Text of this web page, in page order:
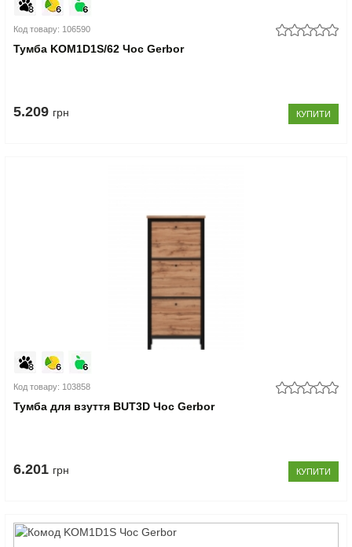
Код товару: 106590
Тумба KOM1D1S/62 Чос Gerbor
5.209 грн КУПИТИ
Код товару: 103858
Тумба для взуття BUT3D Чос Gerbor
6.201 грн КУПИТИ